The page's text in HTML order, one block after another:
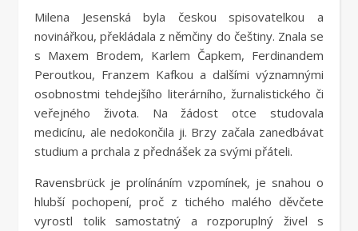
Milena Jesenská byla českou spisovatelkou a
novinářkou, překládala z němčiny do češtiny. Znala se
s Maxem Brodem, Karlem Čapkem, Ferdinandem
Peroutkou, Franzem Kafkou a dalšími významnými
osobnostmi tehdejšího literárního, žurnalistického či
veřejného života. Na žádost otce studovala
medicínu, ale nedokončila ji. Brzy začala zanedbávat
studium a prchala z přednášek za svými přáteli.
Ravensbrück je prolínáním vzpomínek, je snahou o
hlubší pochopení, proč z tichého malého děvčete
vyrostl tolik samostatný a rozporuplný živel s